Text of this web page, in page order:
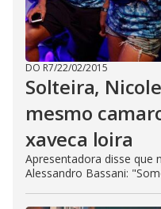
DO R7/22/02/2015
Solteira,
mesmo
xaveca loira
Apresentadora disse que
Alessandro Bassani: